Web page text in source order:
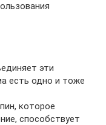
эти
есть одно и тоже
которое
способствует